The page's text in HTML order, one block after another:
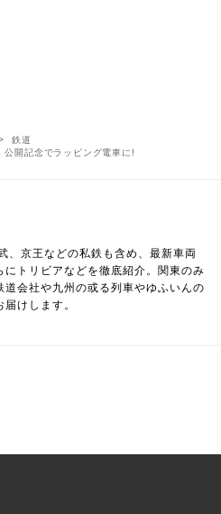
鉄道
開記念でラッピング電車に!
、京王などの私鉄も含め、最新車両
トリビアなどを徹底紹介。関東のみ
会社や九州の或る列車やゆふいんの
けします。